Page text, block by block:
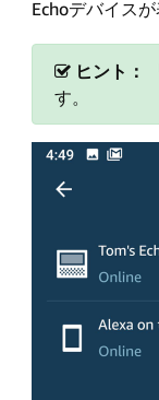
Echoデバイス
ヒント：
す。